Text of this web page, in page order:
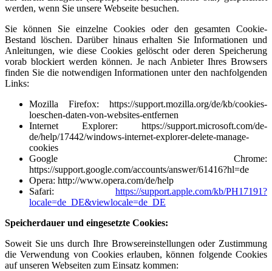
werden, wenn Sie unsere Webseite besuchen.
Sie können Sie einzelne Cookies oder den gesamten Cookie-
Bestand löschen. Darüber hinaus erhalten Sie Informationen und
Anleitungen, wie diese Cookies gelöscht oder deren Speicherung
vorab blockiert werden können. Je nach Anbieter Ihres Browsers
finden Sie die notwendigen Informationen unter den nachfolgenden
Links:
Mozilla Firefox: https://support.mozilla.org/de/kb/cookies-
loeschen-daten-von-websites-entfernen
Internet Explorer: https://support.microsoft.com/de-
de/help/17442/windows-internet-explorer-delete-manage-
cookies
Google Chrome:
https://support.google.com/accounts/answer/61416?hl=de
Opera: http://www.opera.com/de/help
Safari: https://support.apple.com/kb/PH17191?
locale=de_DE&viewlocale=de_DE
Speicherdauer und eingesetzte Cookies:
Soweit Sie uns durch Ihre Browsereinstellungen oder Zustimmung
die Verwendung von Cookies erlauben, können folgende Cookies
auf unseren Webseiten zum Einsatz kommen: